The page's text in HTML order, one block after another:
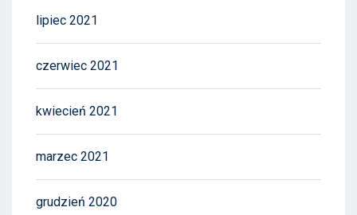
lipiec 2021
czerwiec 2021
kwiecień 2021
marzec 2021
grudzień 2020